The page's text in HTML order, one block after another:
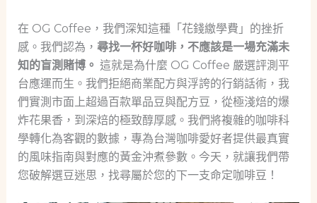
在 OG Coffee，我們深知這種「花錢繳學費」的挫折
感。我們認為， 尋找一杯好咖啡，不應該是一場充滿未
知的盲測賭博。 這就是為什麼 OG Coffee 嚴選評測平
台應運而生。我們拒絕商業配方與浮誇的行銷話術，我
們實測市面上超過百款單品豆與配方豆，從極淺焙的爆
炸花果香，到深焙的極致醇厚感。我們將複雜的咖啡科
學轉化為客觀的數據，專為台灣咖啡愛好者提供最真實
的風味指南與對應的黃金沖煮參數。今天，就讓我們帶
您破解選豆迷思，找尋屬於您的下一支命定咖啡豆！